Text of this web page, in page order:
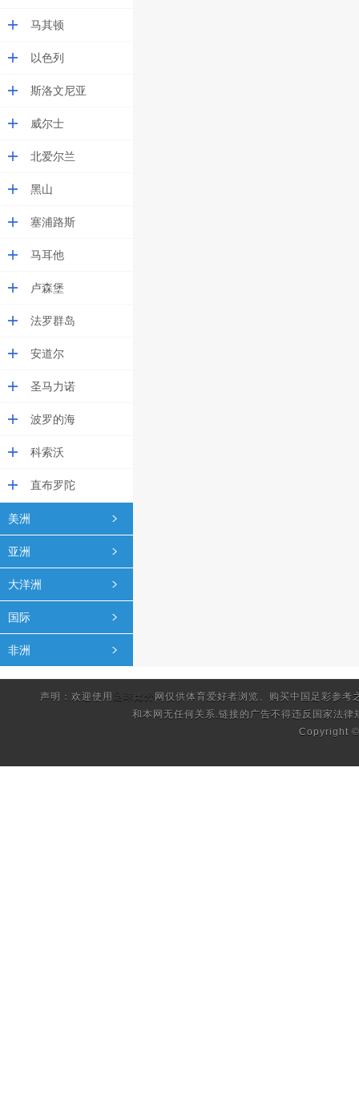
马其顿
以色列
斯洛文尼亚
威尔士
北爱尔兰
黑山
塞浦路斯
马耳他
卢森堡
法罗群岛
安道尔
圣马力诺
波罗的海
科索沃
直布罗陀
美洲
亚洲
大洋洲
国际
非洲
声明：欢迎使用 足球比分 网仅供体育爱好者浏览、购买中国足彩参
和本网无任何关系.链接的广告不得违反国家法律
Copyright